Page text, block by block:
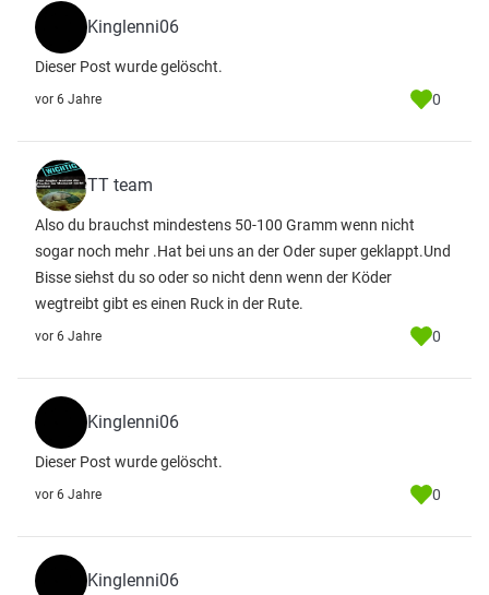
Kinglenni06
Dieser Post wurde gelöscht.
vor 6 Jahre 0
TT team
Also du brauchst mindestens 50-100 Gramm wenn nicht
sogar noch mehr .Hat bei uns an der Oder super geklappt.Und
Bisse siehst du so oder so nicht denn wenn der Köder
wegtreibt gibt es einen Ruck in der Rute.
vor 6 Jahre 0
Kinglenni06
Dieser Post wurde gelöscht.
vor 6 Jahre 0
Kinglenni06